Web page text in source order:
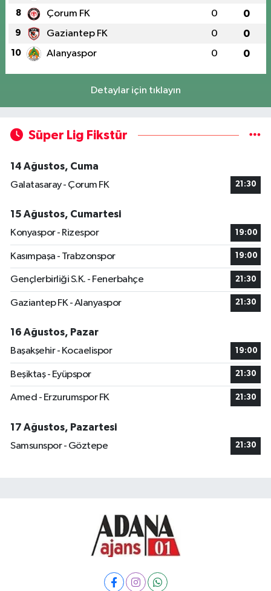
8 Çorum FK 0 0
9 Gaziantep FK 0 0
10 Alanyaspor 0 0
Detaylar için tıklayın
Süper Lig Fikstür
14 Ağustos, Cuma
Galatasaray - Çorum FK
21:30
15 Ağustos, Cumartesi
Konyaspor - Rizespor
19:00
Kasımpaşa - Trabzonspor 19:00
Gençlerbirliği S.K. - Fenerbahçe 21:30
Gaziantep FK - Alanyaspor 21:30
16 Ağustos, Pazar
Başakşehir - Kocaelispor
19:00
Beşiktaş - Eyüpspor 21:30
Amed - Erzurumspor FK 21:30
17 Ağustos, Pazartesi
Samsunspor - Göztepe
21:30